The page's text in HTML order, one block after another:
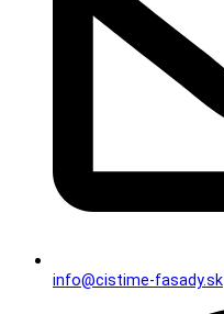
info@cistime-fasady.sk